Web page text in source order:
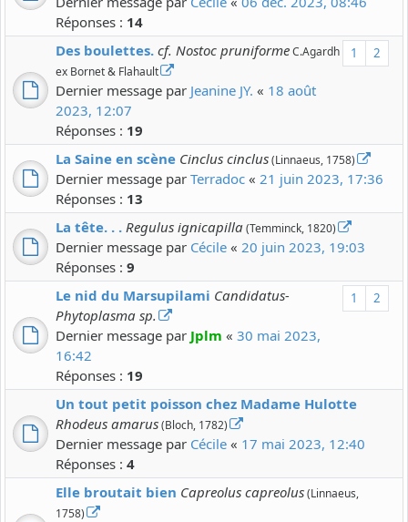
Réponses : 14
1 2
Des boulettes. cf. Nostoc pruniformeC.Agardh
ex Bornet & Flahault
Dernier message par Jeanine JY. « 18 août
2023, 12:07
Réponses : 19
La Saine en scène Cinclus cinclus(Linnaeus, 1758)
Dernier message par Terradoc « 21 juin 2023, 17:36
Réponses : 13
La tête. . . Regulus ignicapilla(Temminck, 1820)
Dernier message par Cécile « 20 juin 2023, 19:03
Réponses : 9
1 2
Le nid du Marsupilami Candidatus-
Phytoplasma sp.
Dernier message par Jplm « 30 mai 2023,
16:42
Réponses : 19
Un tout petit poisson chez Madame Hulotte
Rhodeus amarus(Bloch, 1782)
Dernier message par Cécile « 17 mai 2023, 12:40
Réponses : 4
Elle broutait bien Capreolus capreolus(Linnaeus,
1758)